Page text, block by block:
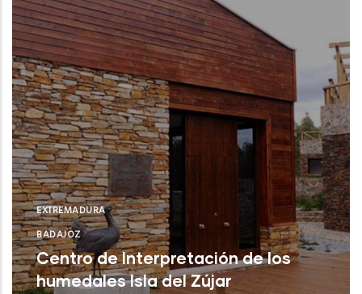
EXTREMADURA
BADAJOZ
Centro de Interpretación de los
humedales Isla del Zújar